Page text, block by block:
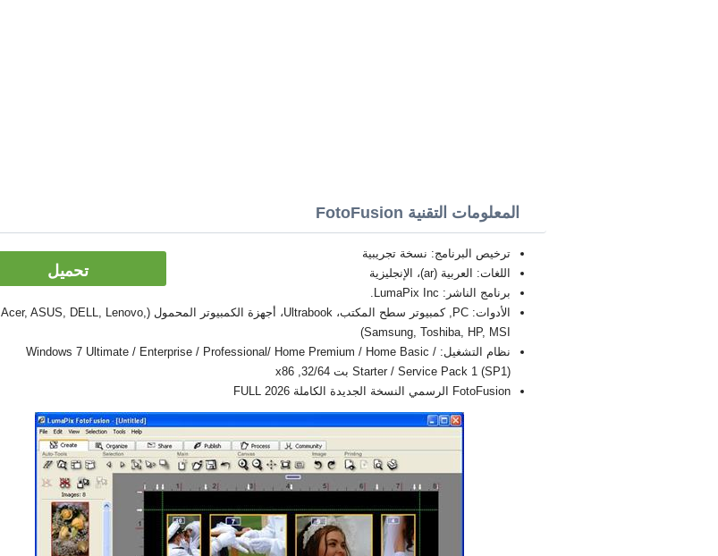
المعلومات التقنية FotoFusion
تحميل
ترخيص البرنامج: نسخة تجريبية
اللغات: العربية (ar)، الإنجليزية
برنامج الناشر: LumaPix Inc.
الأدوات: PC, كمبيوتر سطح المكتب، Ultrabook، أجهزة الكمبيوتر المحمول (Acer, ASUS, DELL, Lenovo,
Samsung, Toshiba, HP, MSI)
نظام التشغيل: Windows 7 Ultimate / Enterprise / Professional/ Home Premium / Home Basic /
Starter / Service Pack 1 (SP1) بت 32/64, x86
FotoFusion الرسمي النسخة الجديدة الكاملة FULL 2026